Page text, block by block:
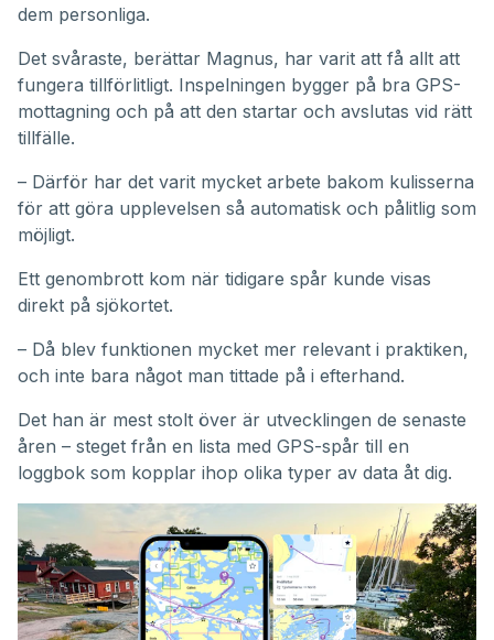
dem personliga.
Det svåraste, berättar Magnus, har varit att få allt att
fungera tillförlitligt. Inspelningen bygger på bra GPS-
mottagning och på att den startar och avslutas vid rätt
tillfälle.
– Därför har det varit mycket arbete bakom kulisserna
för att göra upplevelsen så automatisk och pålitlig som
möjligt.
Ett genombrott kom när tidigare spår kunde visas
direkt på sjökortet.
– Då blev funktionen mycket mer relevant i praktiken,
och inte bara något man tittade på i efterhand.
Det han är mest stolt över är utvecklingen de senaste
åren – steget från en lista med GPS-spår till en
loggbok som kopplar ihop olika typer av data åt dig.